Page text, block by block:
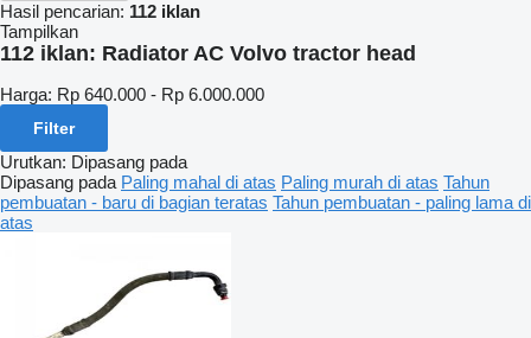
Hasil pencarian: 112 iklan
Tampilkan
112 iklan: Radiator AC Volvo tractor head
Harga: Rp 640.000 - Rp 6.000.000
Filter
Urutkan: Dipasang pada
Dipasang pada Paling mahal di atas Paling murah di atas Tahun
pembuatan - baru di bagian teratas Tahun pembuatan - paling lama di
atas